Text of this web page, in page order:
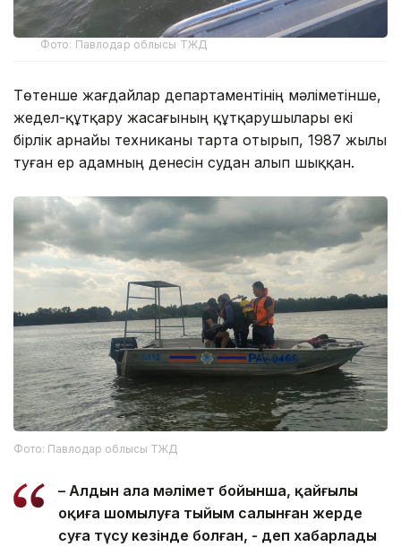
Фото: Павлодар облысы ТЖД
Төтенше жағдайлар департаментінің мәліметінше,
жедел-құтқару жасағының құтқарушылары екі
бірлік арнайы техниканы тарта отырып, 1987 жылы
туған ер адамның денесін судан алып шыққан.
Фото: Павлодар облысы ТЖД
– Алдын ала мәлімет бойынша, қайғылы
оқиға шомылуға тыйым салынған жерде
суға түсу кезінде болған, - деп хабарлады